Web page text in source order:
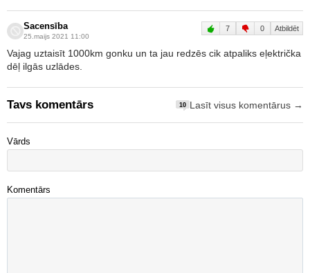
Sacensība
25.maijs 2021 11:00
7 0 Atbildēt
Vajag uztaisīt 1000km gonku un ta jau redzēs cik atpaliks eļektrička
dēļ ilgās uzlādes.
Tavs komentārs 10 Lasīt visus komentārus →
Vārds
Komentārs